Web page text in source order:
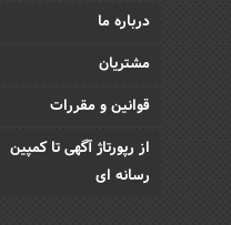
درباره ما
مشتریان
قوانین و مقررات
از رپورتاژ آگهی تا کمپین
رسانه ای